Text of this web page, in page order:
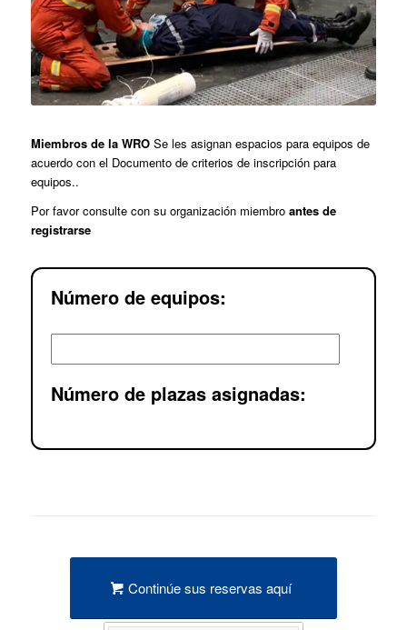
Miembros de la WROSe les asignan espacios para equipos de
acuerdo con el Documento de criterios de inscripción para
equipos..
Por favor consulte con su organización miembro antes de
registrarse
Número de equipos:
Número de plazas asignadas:
Continúe sus reservas aquí